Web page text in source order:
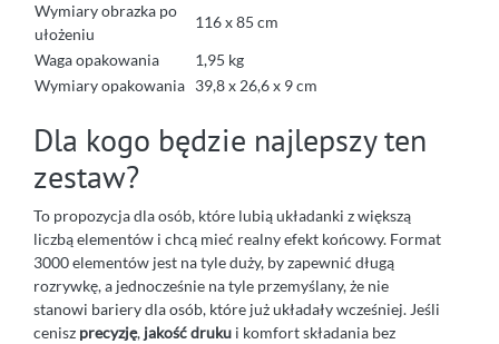
Wymiary obrazka po
ułożeniu
116 x 85 cm
Waga opakowania
1,95 kg
Wymiary opakowania 39,8 x 26,6 x 9 cm
Dla kogo będzie najlepszy ten
zestaw?
To propozycja dla osób, które lubią układanki z większą
liczbą elementów i chcą mieć realny efekt końcowy. Format
3000 elementów jest na tyle duży, by zapewnić długą
rozrywkę, a jednocześnie na tyle przemyślany, że nie
stanowi bariery dla osób, które już układały wcześniej. Jeśli
cenisz precyzję, jakość druku i komfort składania bez